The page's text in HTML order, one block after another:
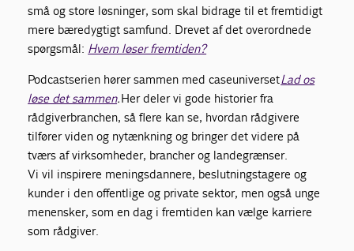
små og store løsninger, som skal bidrage til et fremtidigt
mere bæredygtigt samfund. Drevet af det overordnede
spørgsmål: Hvem løser fremtiden?
Podcastserien hører sammen med caseuniversetLad os
løse det sammen.Her deler vi gode historier fra
rådgiverbranchen, så flere kan se, hvordan rådgivere
tilfører viden og nytænkning og bringer det videre på
tværs af virksomheder, brancher og landegrænser.
Vi vil inspirere meningsdannere, beslutningstagere og
kunder i den offentlige og private sektor, men også unge
menensker, som en dag i fremtiden kan vælge karriere
som rådgiver.